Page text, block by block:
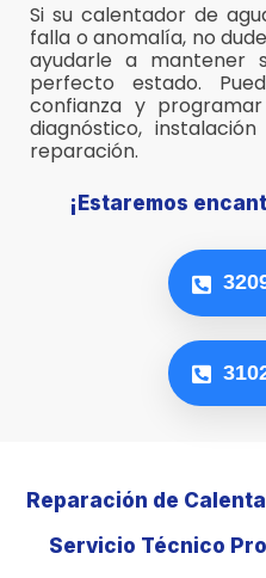
Si su calentador de
falla o anomalía, no
ayudarle a mantener
perfecto estado.
confianza y
diagnóstico,
reparación.
¡Estaremos
Reparación de
Servicio Técnico